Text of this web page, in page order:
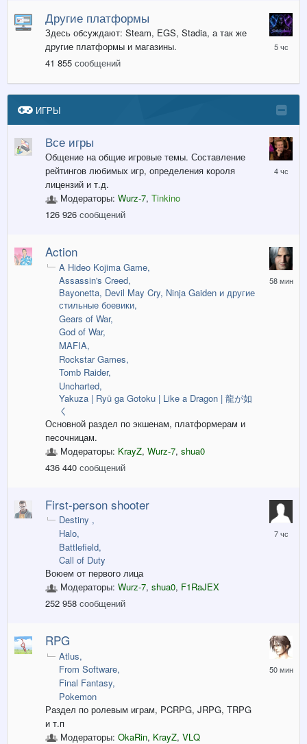
Другие платформы
Здесь обсуждают: Steam, EGS, Stadia, а так же
другие платформы и магазины.
41 855 сообщений
часов
ИГРЫ
Все игры
Общение на общие игровые темы. Составление
рейтингов любимых игр, определения короля
лицензий и т.д.
Модераторы: Wurz-7, Tinkino
126 926 сообщений
часа
Action
A Hideo Kojima Game
Assassin's Creed
Bayonetta, Devil May Cry, Ninja Gaiden и другие
стильные боевики
Gears of War
God of War
MAFIA
Rockstar Games
Tomb Raider
Uncharted
Yakuza | Ryū ga Gotoku | Like a Dragon | 龍が如
く
Основной раздел по экшенам, платформерам и
песочницам.
Модераторы: KrayZ, Wurz-7, shua0
436 440 сообщений
58
минут
First-person shooter
Destiny
Halo
Battlefield
Call of Duty
Воюем от первого лица
Модераторы: Wurz-7, shua0, F1RaJEX
252 958 сообщений
часов
RPG
Atlus
From Software
Final Fantasy
Pokemon
Раздел по ролевым играм, PCRPG, JRPG, TRPG
и т.п
Модераторы: OkaRin, KrayZ, VLQ
50
минут